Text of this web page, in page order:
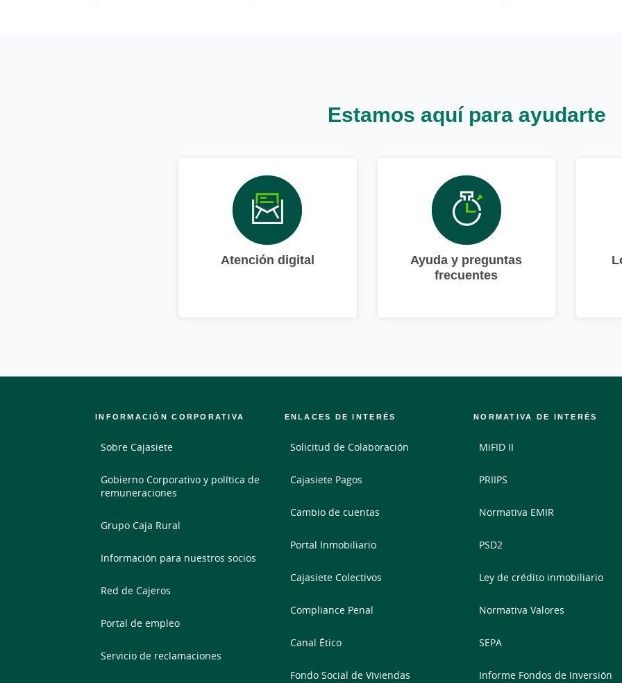
Estamos aquí para ayudarte
Atención digital
Ayuda y preguntas
frecuentes
INFORMACIÓN CORPORATIVA
Sobre Cajasiete
Gobierno Corporativo y política de
remuneraciones
Grupo Caja Rural
Información para nuestros socios
Red de Cajeros
Portal de empleo
Servicio de reclamaciones
ENLACES DE INTERÉS
Solicitud de Colaboración
Cajasiete Pagos
Cambio de cuentas
Portal Inmobiliario
Cajasiete Colectivos
Compliance Penal
Canal Ético
Fondo Social de Viviendas
NORMATIVA DE INTERÉS
MiFID II
PRIIPS
Normativa EMIR
PSD2
Ley de crédito inmobiliario
Normativa Valores
SEPA
Informe Fondos de Inversión